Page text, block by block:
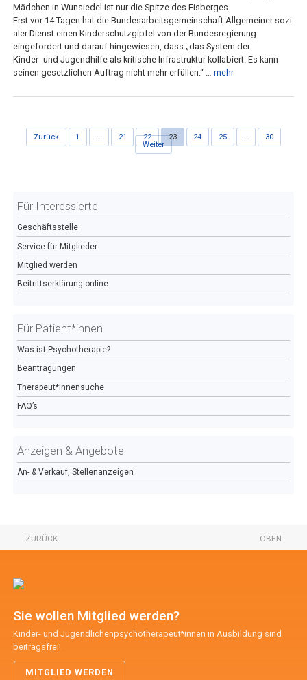
Mädchen in Wunsiedel ist nur die Spitze des Eisberges.
Erst vor 14 Tagen hat die Bundesarbeitsgemeinschaft Allgemeiner sozi
aler Dienst einenKinderschutzgipfel von der Bundesregierung
eingefordert und darauf hingewiesen, dass „das Systemder
Kinder- und Jugendhilfe als kritische Infrastruktur kollabiert. Es kann
seinen gesetzlichen Auftragnicht mehr erfüllen.“ …mehr
Zurück 1 … 21 22 23 24 25 …
30
Weiter
Für Interessierte
Geschäftsstelle
Service für Mitglieder
Mitglied werden
Beitrittserklärung online
Für Patient*innen
Was ist Psychotherapie?
Beantragungen
Therapeut*innensuche
FAQ’s
Anzeigen & Angebote
An- & Verkauf, Stellenanzeigen
OBEN
ZURÜCK
Sie wollen Mitglied werden?
Kinder- und Jugendlichenpsychotherapeut*innen in Ausbildung sind
beitragsfrei!
MITGLIED WERDEN